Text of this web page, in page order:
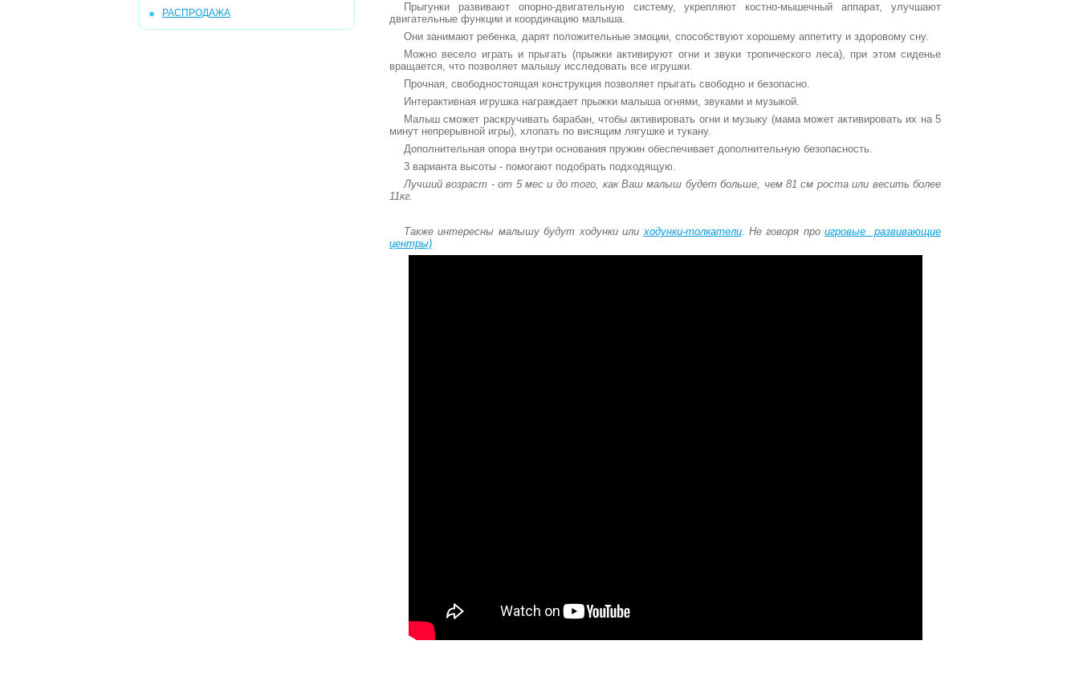
РАСПРОДАЖА
Прыгунки развивают опорно-двигательную систему, укрепляют костно-мышечный аппарат, улучшают
двигательные функции и координацию малыша.
Они занимают ребенка, дарят положительные эмоции, способствуют хорошему аппетиту и здоровому сну.
Можно весело играть и прыгать (прыжки активируют огни и звуки тропического леса), при этом сиденье
вращается, что позволяет малышу исследовать все игрушки.
Прочная, свободностоящая конструкция позволяет прыгать свободно и безопасно.
Интерактивная игрушка награждает прыжки малыша огнями, звуками и музыкой.
Малыш сможет раскручивать барабан, чтобы активировать огни и музыку (мама может активировать их на 5
минут непрерывной игры), хлопать по висящим лягушке и тукану.
Дополнительная опора внутри основания пружин обеспечивает дополнительную безопасность.
3 варианта высоты - помогают подобрать подходящую.
Лучший возраст - от 5 мес и до того, как Ваш малыш будет больше, чем 81 см роста или весить более
11кг.
Также интересны малышу будут ходункиилиходунки-толкатели. Не говоря проигровые развивающие
центры)